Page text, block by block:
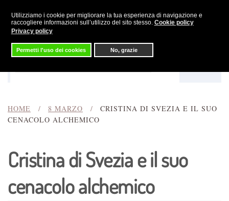
Utilizziamo i cookie per migliorare la tua esperienza di navigazione e
raccogliere informazioni sull’utilizzo del sito stesso. Cookie policy
Privacy policy
Permetti l'uso dei cookies No, grazie
Skip to main content
HOME 8 MARZO
CRISTINA DI SVEZIA E IL SUO
CENACOLO ALCHEMICO
Cristina di Svezia e il suo
cenacolo alchemico